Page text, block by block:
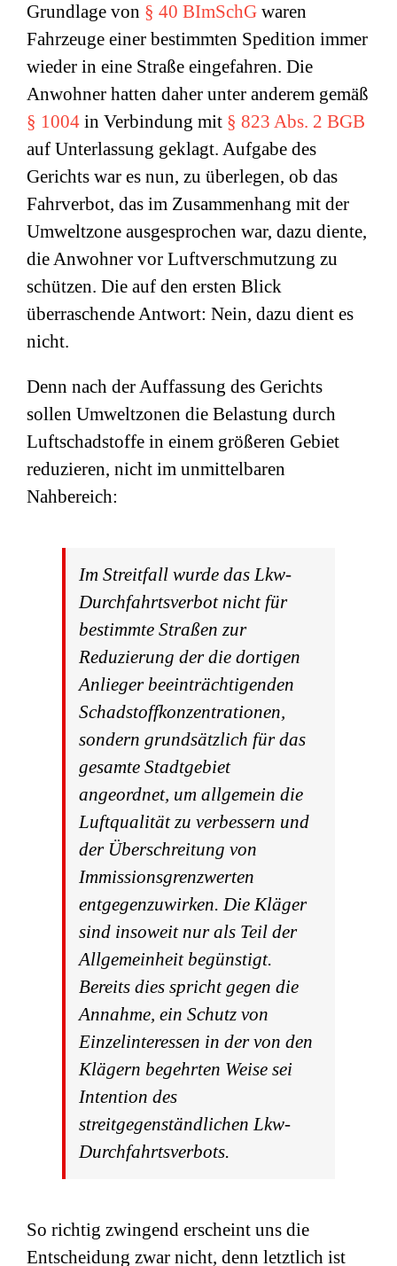
Grundlage von § 40 BImSchG waren
Fahrzeuge einer bestimmten Spedition immer
wieder in eine Straße eingefahren. Die
Anwohner hatten daher unter anderem gemäß
§ 1004 in Verbindung mit § 823 Abs. 2 BGB
auf Unterlassung geklagt. Aufgabe des
Gerichts war es nun, zu überlegen, ob das
Fahrverbot, das im Zusammenhang mit der
Umweltzone ausgesprochen war, dazu diente,
die Anwohner vor Luftverschmutzung zu
schützen. Die auf den ersten Blick
überraschende Antwort: Nein, dazu dient es
nicht.
Denn nach der Auffassung des Gerichts
sollen Umweltzonen die Belastung durch
Luftschadstoffe in einem größeren Gebiet
reduzieren, nicht im unmittelbaren
Nahbereich:
Im Streitfall wurde das Lkw-
Durchfahrtsverbot nicht für
bestimmte Straßen zur
Reduzierung der die dortigen
Anlieger beeinträchtigenden
Schadstoffkonzentrationen,
sondern grundsätzlich für das
gesamte Stadtgebiet
angeordnet, um allgemein die
Luftqualität zu verbessern und
der Überschreitung von
Immissionsgrenzwerten
entgegenzuwirken. Die Kläger
sind insoweit nur als Teil der
Allgemeinheit begünstigt.
Bereits dies spricht gegen die
Annahme, ein Schutz von
Einzelinteressen in der von den
Klägern begehrten Weise sei
Intention des
streitgegenständlichen Lkw-
Durchfahrtsverbots.
So richtig zwingend erscheint uns die
Entscheidung zwar nicht, denn letztlich ist